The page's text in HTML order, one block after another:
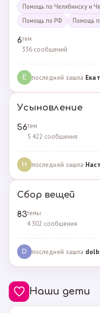
Помощь по Челябинску и
Помощь по РФ
Помощь
6тем
336 сообщений
Е последней зашла
Усыновление
56тем
5 422 сообщения
Н последней зашла
Сбор вещей
83темы
4 302 сообщения
D последней зашла
Наши дети